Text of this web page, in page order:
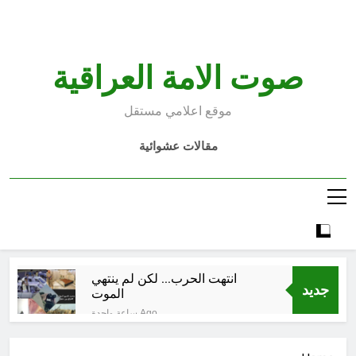
صوت الامة العراقية
موقع اعلامي مستقل
مقالات عشوائية
جديد
انتهت الحرب… لكن لم ينتهي
الموت
ساعة واحدة Ago